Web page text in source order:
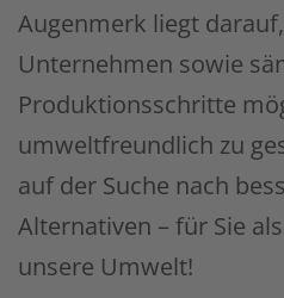
Augenmerk liegt
Unternehmen sowie
Produktionsschritte
umweltfreundlich zu
auf der Suche nach
Alternativen – für Sie
unsere Umwelt!